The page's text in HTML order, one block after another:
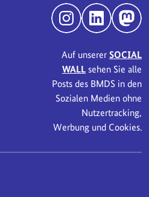
InstagramLinkedIn
Auf unserer SOCIAL
WALLsehen Sie alle
Posts des BMDS in den
Sozialen Medien ohne
Nutzertracking,
Werbung und Cookies.